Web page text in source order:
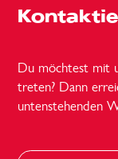
Du möchtest mit
treten? Dann
untenstehenden